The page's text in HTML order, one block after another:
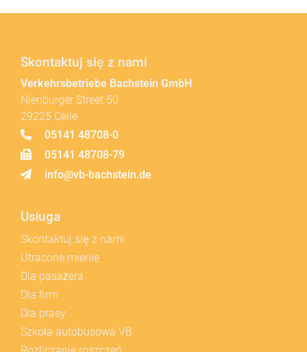
Skontaktuj się z nami
Verkehrsbetriebe Bachstein GmbH
Nienburger Street 50
29225 Celle
05141 48708-0
05141 48708-79
info@vb-bachstein.de
Usługa
Skontaktuj się z nami
Utracone mienie
Dla pasażera
Dla firm
Dla prasy
Szkoła autobusowa VB